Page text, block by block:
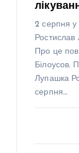
2 серпня у
Ростислав
Про це
Білоусов.
Лупашка
серпня…